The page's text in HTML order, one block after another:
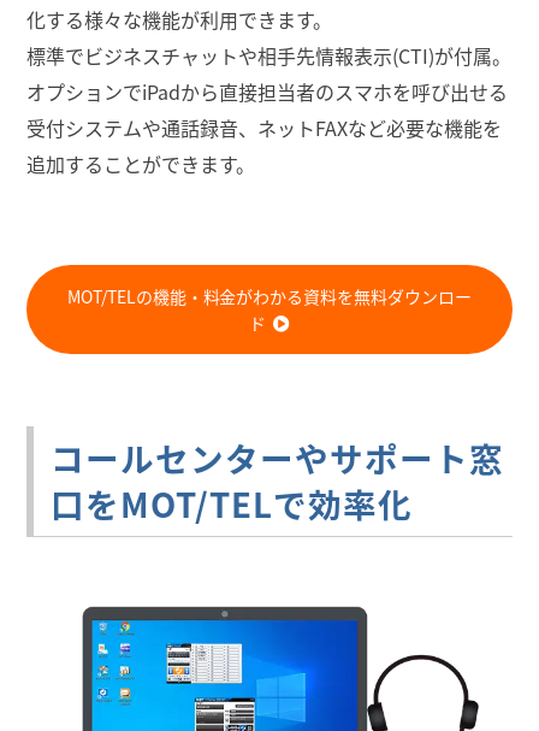
化する様々な機能が利用できます。
標準でビジネスチャットや相手先情報表示(CTI)が付属。
オプションでiPadから直接担当者のスマホを呼び出せる
受付システムや通話録音、ネットFAXなど必要な機能を
追加することができます。
MOT/TELの機能・料金がわかる資料を無料ダウンロー
ド
コールセンターやサポート窓
口をMOT/TELで効率化